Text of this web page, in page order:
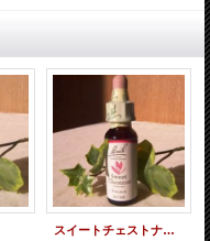
スイートチェストナット